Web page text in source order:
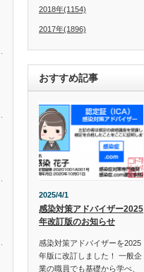
2018年(1154)
2017年(1896)
おすすめ記事
2025/4/1
感染対策アドバイザー2025
年改訂版のお知らせ
感染対策アドバイザーを2025
年版に改訂しました！ 一般企
業の職員でも基礎から学べ、